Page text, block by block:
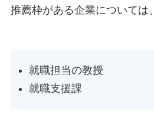
推薦枠がある企業については、
就職担当の教授
就職支援課